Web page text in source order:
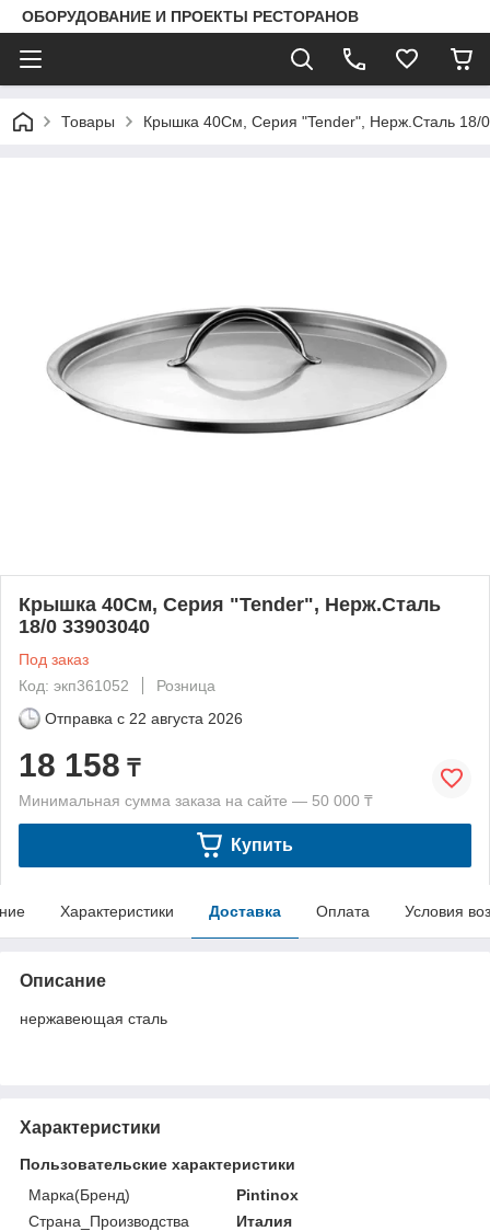
ОБОРУДОВАНИЕ И ПРОЕКТЫ РЕСТОРАНОВ
Товары Крышка 40См, Серия "Tender", Нерж.Сталь 18/
Крышка 40См, Серия "Tender", Нерж.Сталь
18/0 33903040
Под заказ
Код: экп361052
Розница
Отправка с 22 августа 2026
18 158 ₸
Минимальная сумма заказа на сайте — 50 000 ₸
Купить
Характеристики Доставка Оплата Условия
Описание
нержавеющая сталь
Характеристики
Пользовательские характеристики
Марка(Бренд)
Pintinox
Страна_Производства
Италия